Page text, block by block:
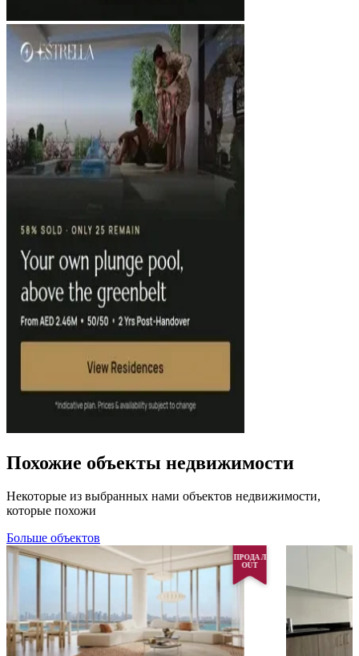
Похожие объекты недвижимости
Некоторые из выбранных нами объектов недвижимости,
которые похожи
Больше объектов
ПРОДАЛ
OUT